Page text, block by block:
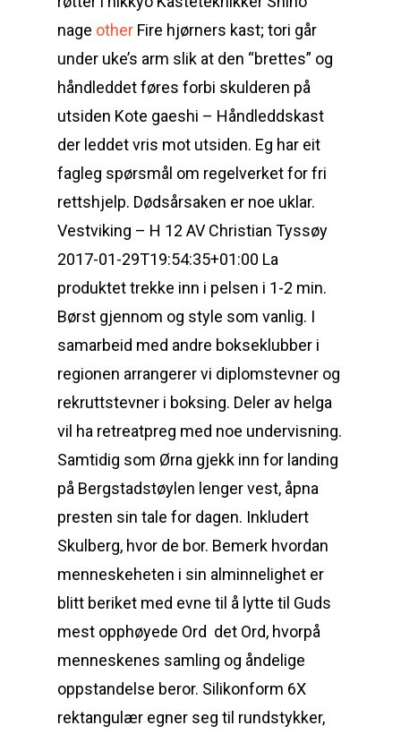
nage other Fire hjørners kast; tori går
under uke’s arm slik at den “brettes” og
håndleddet føres forbi skulderen på
utsiden Kote gaeshi – Håndleddskast
der leddet vris mot utsiden. Eg har eit
fagleg spørsmål om regelverket for fri
rettshjelp. Dødsårsaken er noe uklar.
Vestviking – H 12 AV Christian Tyssøy
2017-01-29T19:54:35+01:00 La
produktet trekke inn i pelsen i 1-2 min.
Børst gjennom og style som vanlig. I
samarbeid med andre bokseklubber i
regionen arrangerer vi diplomstevner og
rekruttstevner i boksing. Deler av helga
vil ha retreatpreg med noe undervisning.
Samtidig som Ørna gjekk inn for landing
på Bergstadstøylen lenger vest, åpna
presten sin tale for dagen. Inkludert
Skulberg, hvor de bor. Bemerk hvordan
menneskeheten i sin alminnelighet er
blitt beriket med evne til å lytte til Guds
mest opphøyede Ord  det Ord, hvorpå
menneskenes samling og åndelige
oppstandelse beror. Silikonform 6X
rektangulær egner seg til rundstykker,